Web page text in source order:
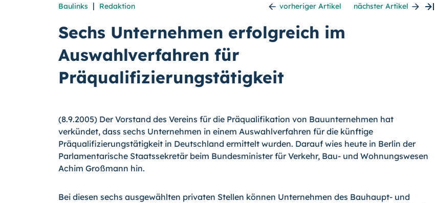
Baulinks | Redaktion vorheriger Artikel nächster Artikel
Sechs Unternehmen erfolgreich im
Auswahlverfahren für
Präqualifizierungstätigkeit
(8.9.2005) Der Vorstand des Vereins für die Präqualifikation von Bauunternehmen hat
verkündet, dass sechs Unternehmen in einem Auswahlverfahren für die künftige
Präqualifizierungstätigkeit in Deutschland ermittelt wurden. Darauf wies heute in Berlin der
Parlamentarische Staatssekretär beim Bundesminister für Verkehr, Bau- und Wohnungswesen
Achim Großmann hin.
Bei diesen sechs ausgewählten privaten Stellen können Unternehmen des Bauhaupt- und